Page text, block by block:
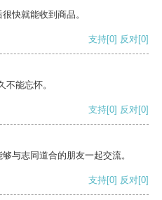
快就能收到商品。
支持[0] 反对[0]
能忘怀。
支持[0] 反对[0]
与志同道合的朋友一起交流。
支持[0] 反对[0]